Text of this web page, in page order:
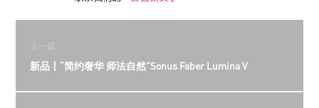
上一篇
新品丨“简约奢华 师法自然”Sonus Faber Lumina V